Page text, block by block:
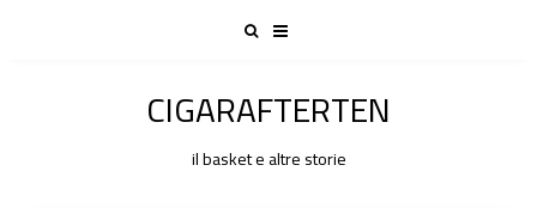
CIGARAFTERTEN
il basket e altre storie